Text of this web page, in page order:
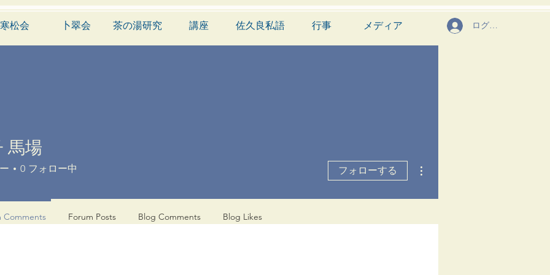
寒松会 卜翠会 茶の湯研究 講座 佐久良私語 行事 メディア ログイン
馬場
0 フォロー中 フォローする
Comments Forum Posts Blog Comments Blog Likes